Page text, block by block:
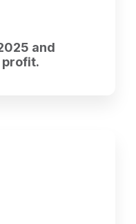
and
profit.